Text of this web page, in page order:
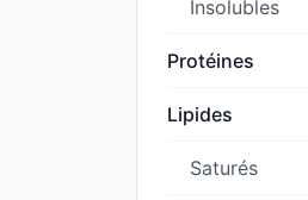
Insolubles
Protéines
Lipides
Saturés